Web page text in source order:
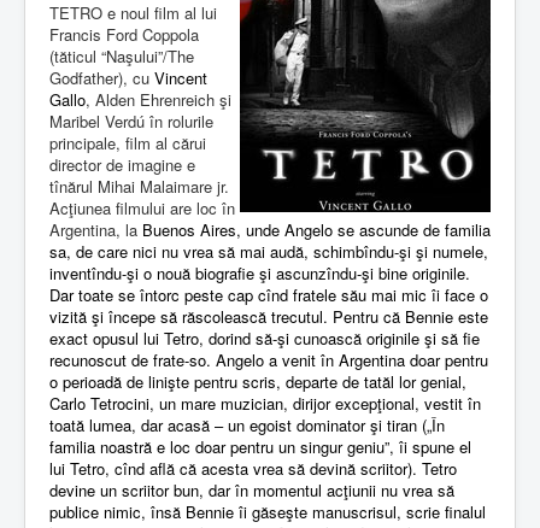
TETRO e noul film al lui
Francis Ford Coppola
(tăticul “Naşului”/The
Godfather), cu Vincent
Gallo, Alden Ehrenreich şi
Maribel Verdú în rolurile
principale, film al cărui
director de imagine e
tînărul Mihai Malaimare jr.
Acţiunea filmului are loc în
Argentina, la Buenos Aires, unde Angelo se ascunde de familia
sa, de care nici nu vrea să mai audă, schimbîndu-şi şi numele,
inventîndu-şi o nouă biografie şi ascunzîndu-şi bine originile.
Dar toate se întorc peste cap cînd fratele său mai mic îi face o
vizită şi începe să răscolească trecutul. Pentru că Bennie este
exact opusul lui Tetro, dorind să-şi cunoască originile şi să fie
recunoscut de frate-so. Angelo a venit în Argentina doar pentru
o perioadă de linişte pentru scris, departe de tatăl lor genial,
Carlo Tetrocini, un mare muzician, dirijor excepţional, vestit în
toată lumea, dar acasă – un egoist dominator şi tiran („În
familia noastră e loc doar pentru un singur geniu”, îi spune el
lui Tetro, cînd află că acesta vrea să devină scriitor). Tetro
devine un scriitor bun, dar în momentul acţiunii nu vrea să
publice nimic, însă Bennie îi găseşte manuscrisul, scrie finalul